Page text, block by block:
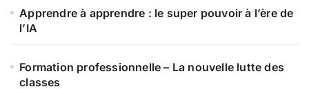
Apprendre à apprendre : le super pouvoir à l’ère de
l’IA
Formation professionnelle – La nouvelle lutte des
classes